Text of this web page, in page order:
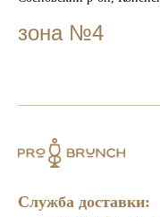
зона №4
Служба доставки: